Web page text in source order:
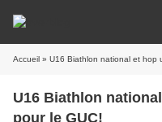
Accueil » U16 Biathlon national et hop
U16 Biathlon
pour le GUC!